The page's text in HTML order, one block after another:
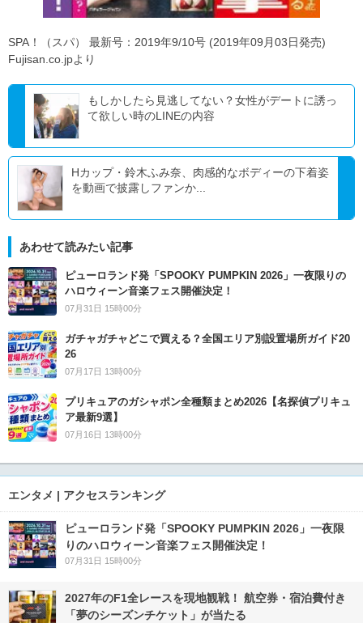
SPA！（スパ） 最新号：2019年9/10号 (2019年09月03日発売)
Fujisan.co.jpより
もしかしたら見逃してない？女性がデートに誘っ
て欲しい時のLINEの内容
Hカップ・鈴木ふみ奈、肉感的なボディーの下着姿
を動画で披露しファンか...
あわせて読みたい記事
ピューロランド発「SPOOKY PUMPKIN 2026」一夜限りの
ハロウィーン音楽フェス開催決定！
07月31日 15時00分
ガチャガチャどこで買える？全国エリア別設置場所ガイド20
26
07月17日 13時00分
プリキュアのガシャポン全種類まとめ2026【名探偵プリキュ
ア最新9選】
07月16日 13時00分
エンタメ | アクセスランキング
ピューロランド発「SPOOKY PUMPKIN 2026」一夜限
りのハロウィーン音楽フェス開催決定！
07月31日 15時00分
2027年のF1全レースを現地観戦！ 航空券・宿泊費付き
「夢のシーズンチケット」が当たる